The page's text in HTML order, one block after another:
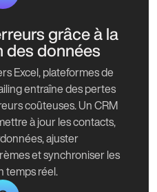
grâce à la
des données
Excel, plateformes de
entraîne des pertes
coûteuses. Un CRM
à jour les contacts,
ajuster
et synchroniser les
temps réel.